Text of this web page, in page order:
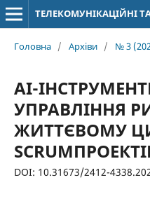
ТЕЛЕКОМУНІКАЦІЙНІ
Головна / Архіви / № 3
AI-
УПРАВЛІННЯ
ЖИТТЄВОМУ
DOI: 10.31673/2412-